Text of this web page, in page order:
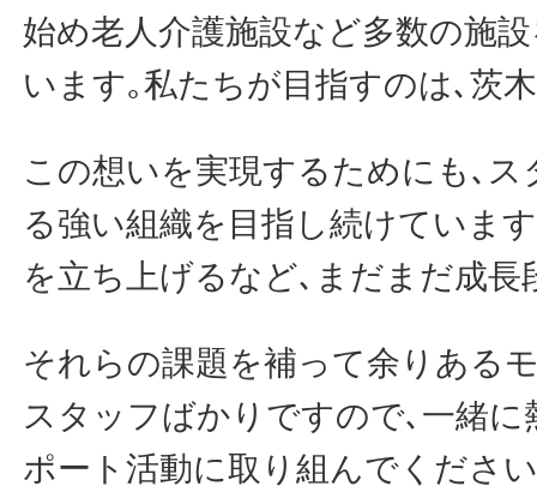
始め老人介護施設など多数の施
います｡私たちが目指すのは､茨
この想いを実現するためにも､
る強い組織を目指し続けていま
を立ち上げるなど､まだまだ成
それらの課題を補って余りある
スタッフばかりですので､一緒
ポート活動に取り組んでくださ